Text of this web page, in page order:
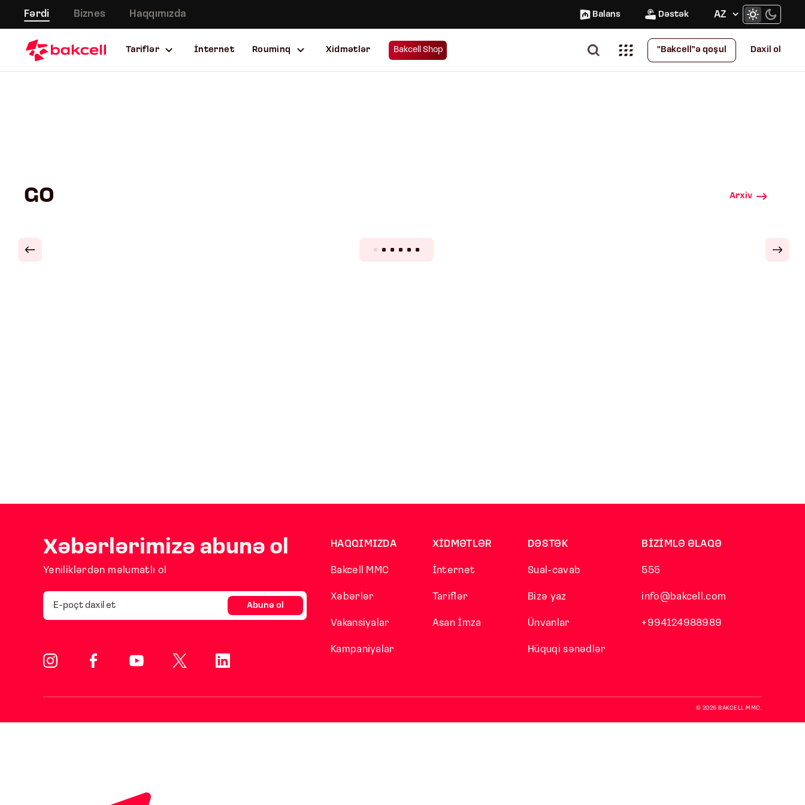
Fərdi Biznes Haqqımızda Balans Dəstək AZ
Tariflər İnternet Rouminq Xidmətlər Bakcell Shop "Bakcell"ə qoşul Daxil ol
GO Arxiv
Xəbərlərimizə abunə ol
Yeniliklərdən məlumatlı ol
Abunə ol
HAQQIMIZDA
Bakcell MMC
Xəbərlər
Vakansiyalar
Kampaniyalar
XİDMƏTLƏR
İnternet
Tariflər
Asan İmza
DƏSTƏK
Sual-cavab
Bizə yaz
Ünvanlar
Hüquqi sənədlər
BİZİMLƏ ƏLAQƏ
555
info@bakcell.com
+994124988989
© 2026 BAKCELL MMC.